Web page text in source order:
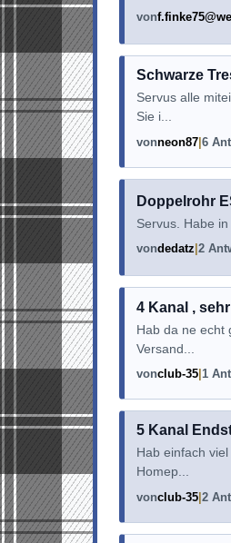
von
Schwarze
Servus alle
Sie i...
vonneon87 6
Doppelrohr
Servus. Habe
vondedatz 2
4 Kanal ,
Hab da ne echt
Versand...
vonclub-35 1
5 Kanal
Hab einfach
Homep...
vonclub-35 2